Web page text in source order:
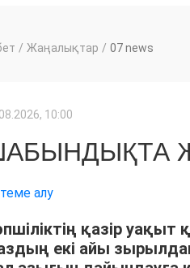
/ Жаңалықтар / 07 news
10:00
алу
қазір
екі айы